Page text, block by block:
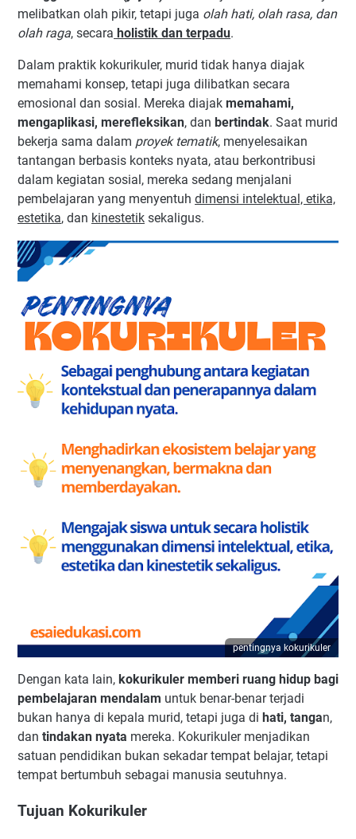
melibatkan olah pikir, tetapi juga olah hati, olah rasa, dan
olah raga, secara holistik dan terpadu.
Dalam praktik kokurikuler, murid tidak hanya diajak
memahami konsep, tetapi juga dilibatkan secara
emosional dan sosial. Mereka diajak memahami,
mengaplikasi, merefleksikan, dan bertindak. Saat murid
bekerja sama dalam proyek tematik, menyelesaikan
tantangan berbasis konteks nyata, atau berkontribusi
dalam kegiatan sosial, mereka sedang menjalani
pembelajaran yang menyentuh dimensi intelektual, etika,
estetika, dan kinestetik sekaligus.
pentingnya kokurikuler
Dengan kata lain, kokurikuler memberi ruang hidup bagi
pembelajaran mendalam untuk benar-benar terjadi
bukan hanya di kepala murid, tetapi juga di hati, tangan,
dan tindakan nyata mereka. Kokurikuler menjadikan
satuan pendidikan bukan sekadar tempat belajar, tetapi
tempat bertumbuh sebagai manusia seutuhnya.
Tujuan Kokurikuler